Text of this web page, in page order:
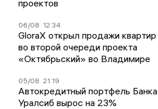
проектов
06/08 12:34
GloraX открыл продажи квартир
во второй очереди проекта
«Октябрьский» во Владимире
05/08 21:19
Автокредитный портфель Банка
Уралсиб вырос на 23%